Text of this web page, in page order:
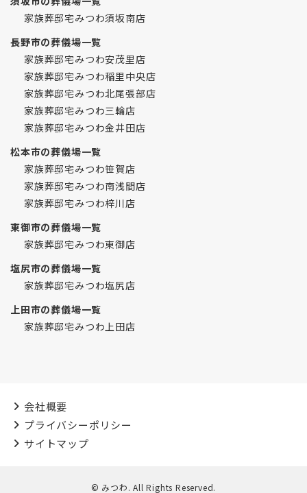
家族葬邸宅みつわ須坂南店
長野市の葬儀場一覧
家族葬邸宅みつわ安茂里店
家族葬邸宅みつわ稲里中央店
家族葬邸宅みつわ北尾張部店
家族葬邸宅みつわ三輪店
家族葬邸宅みつわ金井田店
松本市の葬儀場一覧
家族葬邸宅みつわ笹賀店
家族葬邸宅みつわ南浅間店
家族葬邸宅みつわ梓川店
東御市の葬儀場一覧
家族葬邸宅みつわ東御店
塩尻市の葬儀場一覧
家族葬邸宅みつわ塩尻店
上田市の葬儀場一覧
家族葬邸宅みつわ上田店
会社概要
プライバシーポリシー
サイトマップ
© みつわ. All Rights Reserved.